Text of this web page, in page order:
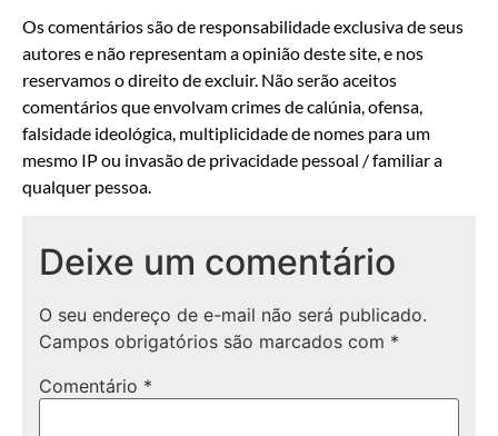
Os comentários são de responsabilidade exclusiva de seus
autores e não representam a opinião deste site, e nos
reservamos o direito de excluir. Não serão aceitos
comentários que envolvam crimes de calúnia, ofensa,
falsidade ideológica, multiplicidade de nomes para um
mesmo IP ou invasão de privacidade pessoal / familiar a
qualquer pessoa.
Deixe um comentário
O seu endereço de e-mail não será publicado.
Campos obrigatórios são marcados com *
Comentário *